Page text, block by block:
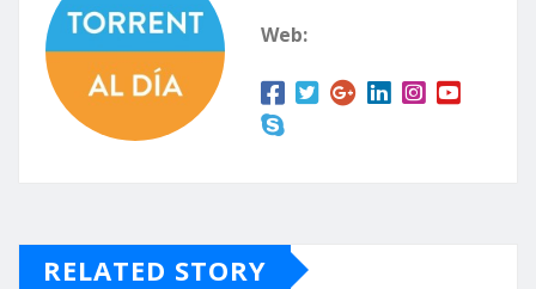
Web:
RELATED STORY